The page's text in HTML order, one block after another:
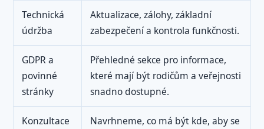
Technická
údržba
Aktualizace, zálohy, základní
zabezpečení a kontrola funkčnosti.
GDPR a
povinné
stránky
Přehledné sekce pro informace,
které mají být rodičům a veřejnosti
snadno dostupné.
Konzultace
Navrhneme, co má být kde, aby se